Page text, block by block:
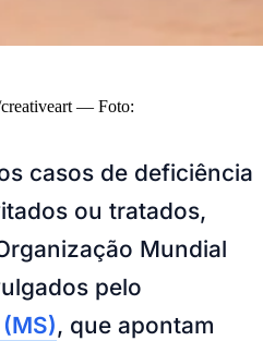
— Foto:
casos de deficiência
ou tratados,
Mundial
pelo
, que apontam